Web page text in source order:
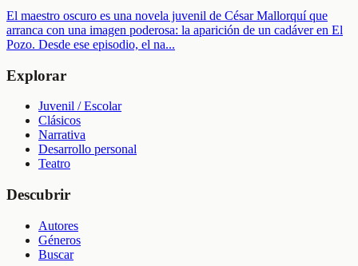
El maestro oscuro es una novela juvenil de César Mallorquí que
arranca con una imagen poderosa: la aparición de un cadáver en El
Pozo. Desde ese episodio, el na...
Explorar
Juvenil / Escolar
Clásicos
Narrativa
Desarrollo personal
Teatro
Descubrir
Autores
Géneros
Buscar